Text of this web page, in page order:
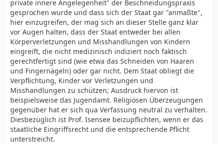
private innere Angelegenheit" der Beschneidungspraxis
gesprochen wurde und dass sich der Staat gar "anmaßte",
hier einzugreifen, der mag sich an dieser Stelle ganz klar
vor Augen halten, dass der Staat entweder bei allen
Körperverletzungen und Misshandlungen von Kindern
eingreift, die nicht medizinisch indiziert noch faktisch
gerechtfertigt sind (wie etwa das Schneiden von Haaren
und Fingernägeln) oder gar nicht. Dem Staat obliegt die
Verpflichtung, Kinder vor Verletzungen und
Misshandlungen zu schützen; Ausdruck hiervon ist
beispielsweise das Jugendamt. Religiösen Überzeugungen
gegenüber hat er sich qua Verfassung neutral zu verhalten.
Diesbezüglich ist Prof. Isensee beizupflichten, wenn er das
staatliche Eingriffsrecht und die entsprechende Pflicht
unterstreicht.